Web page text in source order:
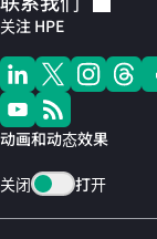
关注 HPE
动画和动态效果
关闭 打开